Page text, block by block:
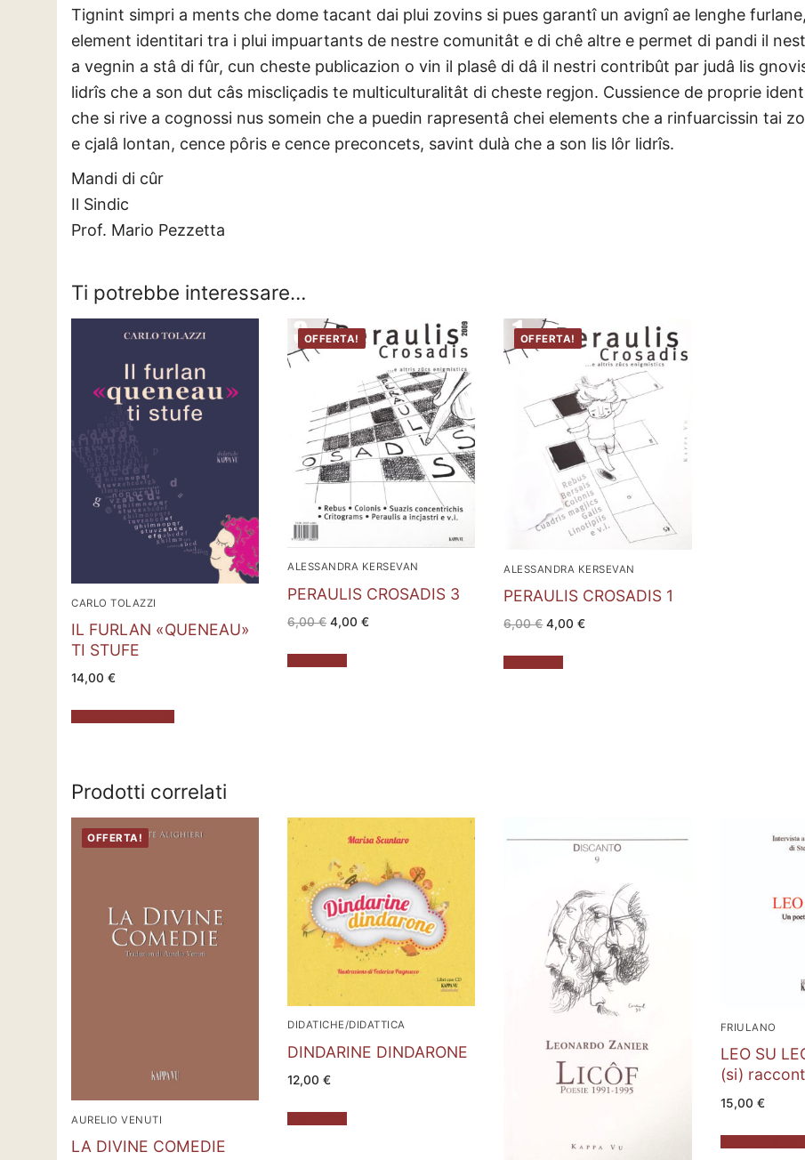
Tignint simpri a ments che dome tacant dai plui zovins si pues garantî un avignî ae lenghe
element identitari tra i plui impuartants de nestre comunitât e di chê altre e permet di pandi il
a vegnin a stâ di fûr, cun cheste publicazion o vin il plasê di dâ il nestri contribût par judâ lis
lidrîs che a son dut câs miscliçadis te multiculturalitât di cheste regjon. Cussience de proprie
che si rive a cognossi nus somein che a puedin rapresentâ chei elements che a rinfuarcissin tai
e cjalâ lontan, cence pôris e cence preconcets, savint dulà che a son lis lôr lidrîs.
Mandi di cûr
Il Sindic
Prof. Mario Pezzetta
Ti potrebbe interessare…
CARLO TOLAZZI
IL FURLAN «QUENEAU»
TI STUFE
14,00 €
OFFERTA!
ALESSANDRA KERSEVAN
PERAULIS CROSADIS 3
6,00€ Il
prezzo
era:
6,00 €.
4,00€Il
OFFERTA!
ALESSANDRA KERSEVAN
PERAULIS CROSADIS 1
6,00€ Il
prezzo
era:
6,00 €.
4,00€Il
Prodotti correlati
OFFERTA!
AURELIO VENUTI
LA DIVINE COMEDIE
DIDATICHE/DIDATTICA
DINDARINE DINDARONE
12,00€
FRIULANO
LEO SU
(si)
15,00 €